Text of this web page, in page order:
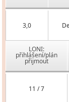
3,0
LONI:
přihlášení/plán
přijmout
11 / 7